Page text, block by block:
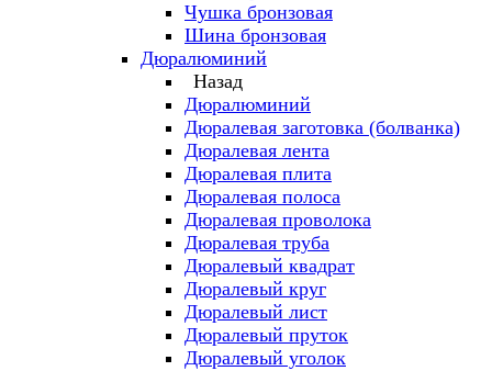
Чушка бронзовая
Шина бронзовая
Дюралюминий
Назад
Дюралюминий
Дюралевая заготовка (болванка)
Дюралевая лента
Дюралевая плита
Дюралевая полоса
Дюралевая проволока
Дюралевая труба
Дюралевый квадрат
Дюралевый круг
Дюралевый лист
Дюралевый пруток
Дюралевый уголок